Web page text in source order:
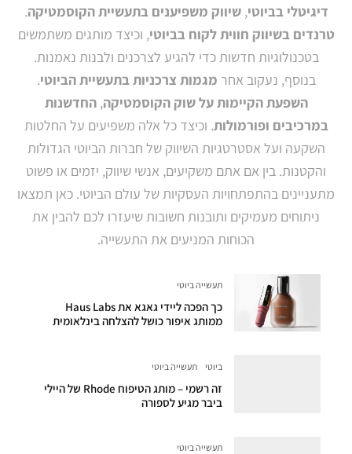
דיגיטלי בביוטי,שיווק משפיענים בתעשיית הקוסמטיקה.
טרנדים בשיווק חווית לקוח בביוטי, וכיצד מותגים משתמשים
בטכנולוגיות חדשות כדי להגיע לצרכנים ולבנות נאמנות.
בנוסף, נעקוב אחר מגמות צרכניות בתעשיית הביוטי.
השפעת הקיימות על שוק הקוסמטיקה,החדשנות
במרכיבים ופורמולות. וכיצד כל אלה משפיעים על החלטות
השקעה ועל אסטרטגיות השיווק של חברות הביוטי הגדולות
והקטנות. בין אם אתם משקיעים, אנשי שיווק, יזמים או פשוט
מתעניינים בהתפתחויות העסקיות של עולם הביוטי. כאן תמצאו
ניתוחים מעמיקים ותובנות חשובות שיעזרו לכם להבין את
הכוחות המניעים את התעשייה.
תעשייה ביוטי
כך הפכה ליידי גאגא את Haus Labs
ממותג איפור כושל להצלחה בינלאומית
ביוטי תעשייה ביוטי
זה רשמי – מותג הטיפוח Rhode של היילי
ביבר מגיע לספורה
תעשייה ביוטי